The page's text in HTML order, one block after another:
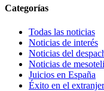
Categorías
Todas las noticias
Noticias de interés
Noticias del
Noticias de
Juicios en España
Éxito en el